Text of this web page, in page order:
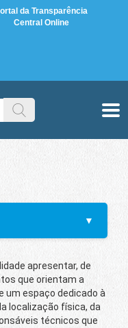
da Transparência
Central Online
apresentar, de
que orientam a
um espaço dedicado à
localização física, da
técnicos que